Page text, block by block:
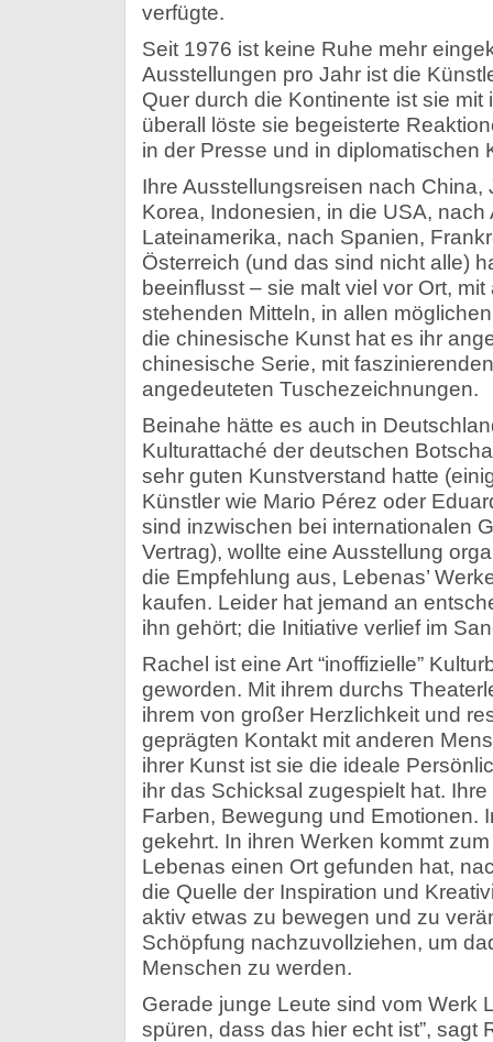
verfügte.
Seit 1976 ist keine Ruhe mehr
Ausstellungen pro Jahr ist die
Quer durch die Kontinente ist sie
überall löste sie begeisterte
in der Presse und in diplomatischen
Ihre Ausstellungsreisen nach China,
Korea, Indonesien, in die USA,
Lateinamerika, nach Spanien,
Österreich (und das sind nicht alle)
beeinflusst – sie malt viel vor Ort,
stehenden Mitteln, in allen
die chinesische Kunst hat es ihr
chinesische Serie, mit
angedeuteten Tuschezeichnungen.
Beinahe hätte es auch in
Kulturattaché der deutschen
sehr guten Kunstverstand hatte
Künstler wie Mario Pérez oder
sind inzwischen bei internationalen
Vertrag), wollte eine Ausstellung
die Empfehlung aus, Lebenas’
kaufen. Leider hat jemand an
ihn gehört; die Initiative verlief im
Rachel ist eine Art “inoffizielle”
geworden. Mit ihrem durchs
ihrem von großer Herzlichkeit und
geprägten Kontakt mit anderen
ihrer Kunst ist sie die ideale
ihr das Schicksal zugespielt hat.
Farben, Bewegung und Emotionen.
gekehrt. In ihren Werken kommt
Lebenas einen Ort gefunden hat,
die Quelle der Inspiration und
aktiv etwas zu bewegen und zu
Schöpfung nachzuvollziehen, um
Menschen zu werden.
Gerade junge Leute sind vom Werk
spüren, dass das hier echt ist”, sagt